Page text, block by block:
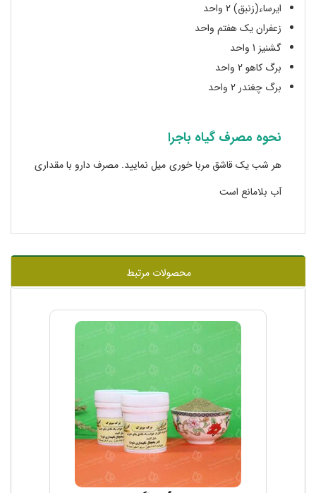
ایرساء(زنبق) 2 واحد
زعفران یک هفتم واحد
گشنیز 1 واحد
برگ کاهو 2 واحد
برگ چغندر 2 واحد
نحوه مصرف گیاه باجرا
هر شب یک قاشق مربا خوری میل نمایید. مصرف دارو با مقداری
آب بلامانع است
محصولات مرتبط